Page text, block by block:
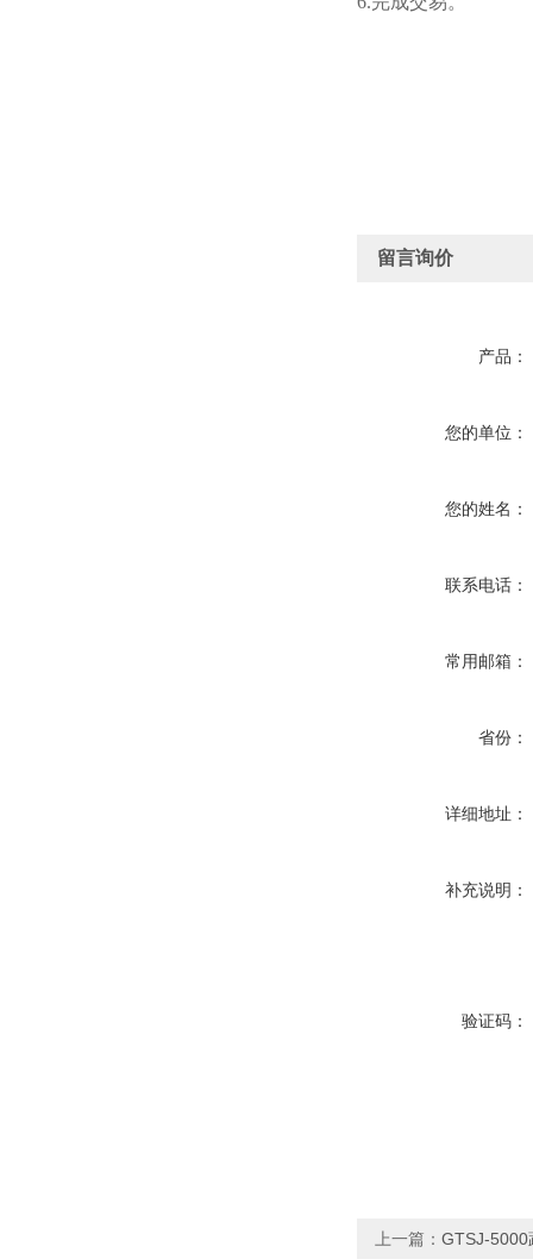
留言询价
产品：
您的单位：
您的姓名：
联系电话：
常用邮箱：
省份：
详细地址：
补充说明：
验证码：
上一篇： GTSJ-5000